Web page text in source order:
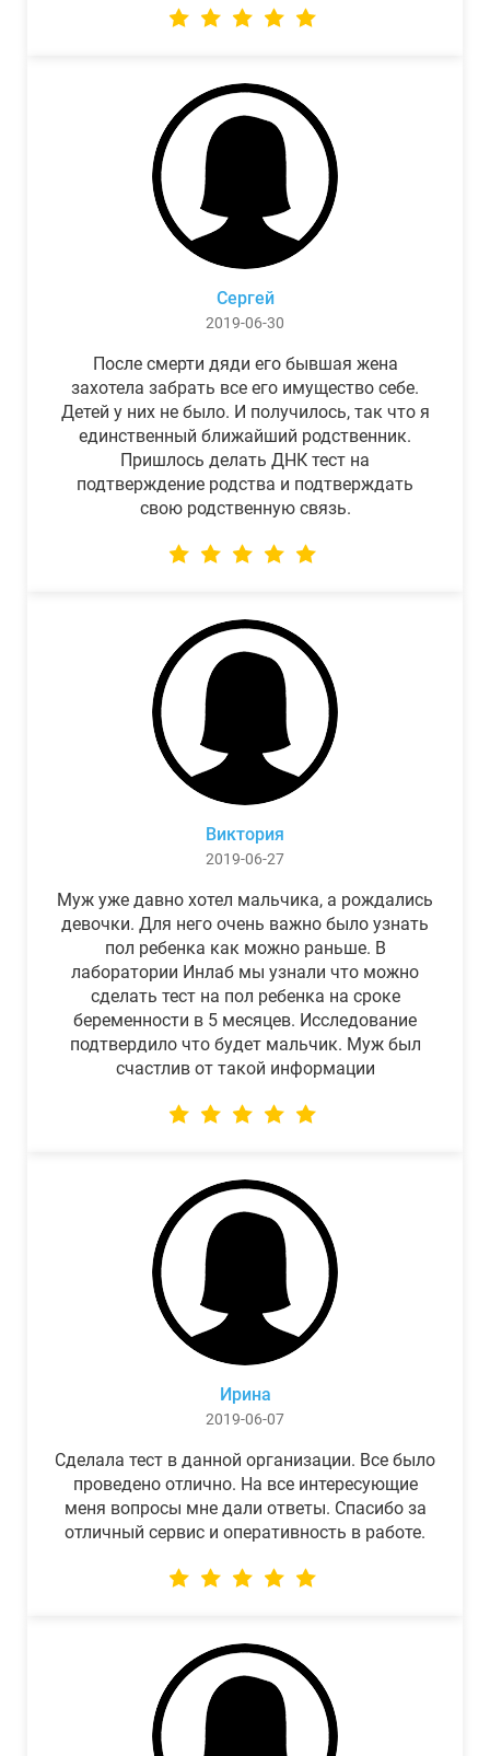
Сергей
2019-06-30
После смерти дяди его бывшая жена
захотела забрать все его имущество себе.
Детей у них не было. И получилось, так что я
единственный ближайший родственник.
Пришлось делать ДНК тест на
подтверждение родства и подтверждать
свою родственную связь.
Виктория
2019-06-27
Муж уже давно хотел мальчика, а рождались
девочки. Для него очень важно было узнать
пол ребенка как можно раньше. В
лаборатории Инлаб мы узнали что можно
сделать тест на пол ребенка на сроке
беременности в 5 месяцев. Исследование
подтвердило что будет мальчик. Муж был
счастлив от такой информации
Ирина
2019-06-07
Сделала тест в данной организации. Все было
проведено отлично. На все интересующие
меня вопросы мне дали ответы. Спасибо за
отличный сервис и оперативность в работе.